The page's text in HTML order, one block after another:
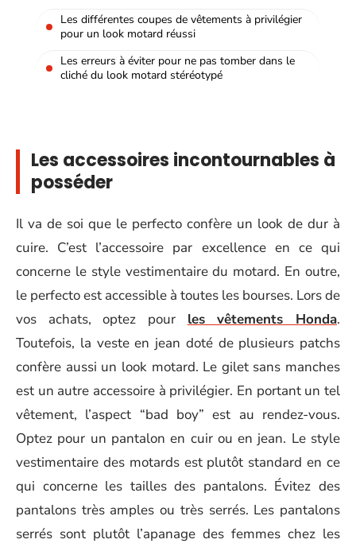
Les différentes coupes de vêtements à privilégier
pour un look motard réussi
Les erreurs à éviter pour ne pas tomber dans le
cliché du look motard stéréotypé
Les accessoires incontournables à
posséder
Il va de soi que le perfecto confère un look de dur à
cuire. C’est l’accessoire par excellence en ce qui
concerne le style vestimentaire du motard. En outre,
le perfecto est accessible à toutes les bourses. Lors de
vos achats, optez pour les vêtements Honda.
Toutefois, la veste en jean doté de plusieurs patchs
confère aussi un look motard. Le gilet sans manches
est un autre accessoire à privilégier. En portant un tel
vêtement, l’aspect “bad boy” est au rendez-vous.
Optez pour un pantalon en cuir ou en jean. Le style
vestimentaire des motards est plutôt standard en ce
qui concerne les tailles des pantalons. Évitez des
pantalons très amples ou très serrés. Les pantalons
serrés sont plutôt l’apanage des femmes chez les